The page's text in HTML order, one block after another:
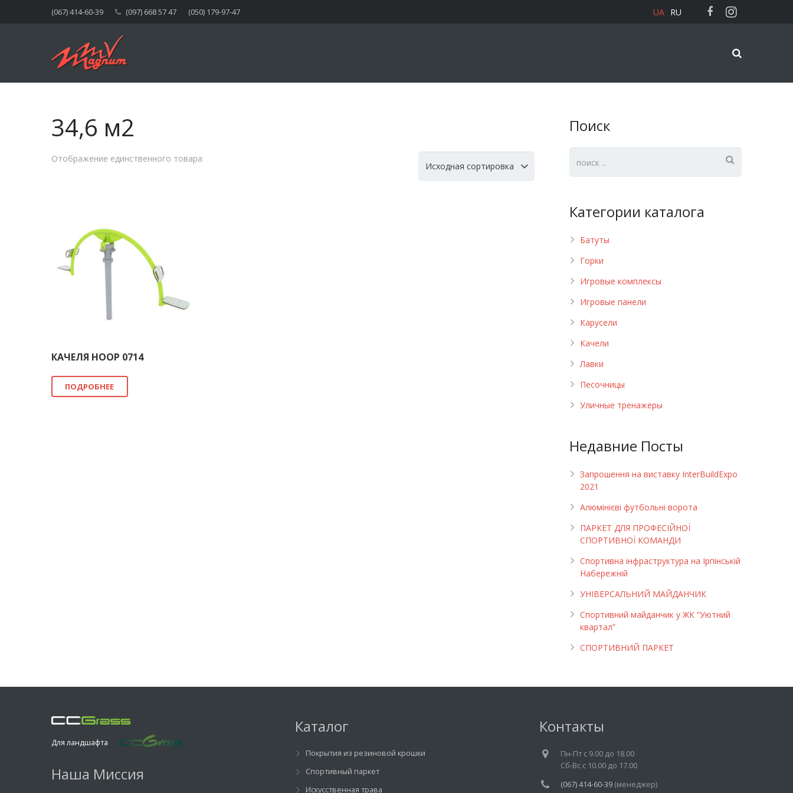
(067) 414-60-39 (097) 668 57 47 (050) 179-97-47 UA RU
34,6 м2
Отображение единственного товара
КАЧЕЛЯ HOOP 0714
ПОДРОБНЕЕ
Поиск
Категории каталога
Батуты
Горки
Игровые комплексы
Игровые панели
Карусели
Качели
Лавки
Песочницы
Уличные тренажеры
Недавние Посты
Запрошення на виставку InterBuildExpo
2021
Алюмінієві футбольні ворота
ПАРКЕТ ДЛЯ ПРОФЕСІЙНОЇ
СПОРТИВНОЇ КОМАНДИ
Спортивна інфраструктура на Ірпінській
Набережній
УНІВЕРСАЛЬНИЙ МАЙДАНЧИК
Cпортивний майданчик у ЖК “Уютний
квартал”
СПОРТИВНИЙ ПАРКЕТ
Для ландшафта
Наша Миссия
Каталог
Покрытия из резиновой крошки
Спортивный паркет
Искусственная трава
Контакты
Пн-Пт c 9.00 до 18.00
Cб-Вс с 10.00 до 17.00
(067) 414-60-39(менеджер)